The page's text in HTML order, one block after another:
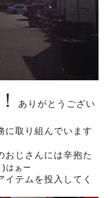
ありがとうござい
に取り組んでいます
おじさんには辛抱た
はぁー
テムを投入してく